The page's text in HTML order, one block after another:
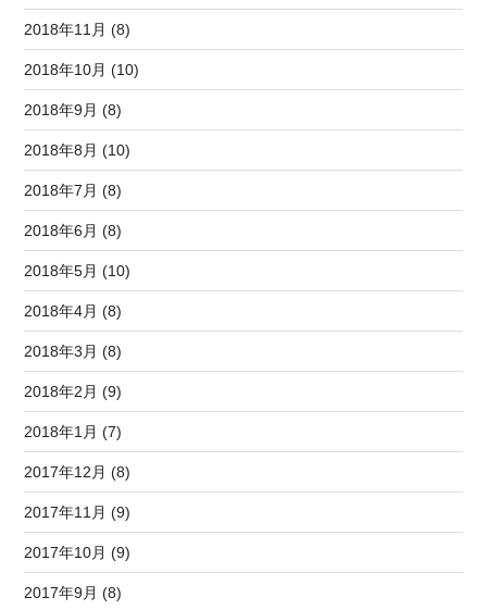
2018年11月 (8)
2018年10月 (10)
2018年9月 (8)
2018年8月 (10)
2018年7月 (8)
2018年6月 (8)
2018年5月 (10)
2018年4月 (8)
2018年3月 (8)
2018年2月 (9)
2018年1月 (7)
2017年12月 (8)
2017年11月 (9)
2017年10月 (9)
2017年9月 (8)